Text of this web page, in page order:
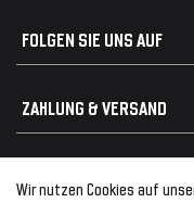
Wir nutzen Cookies auf
Kühlergrill
Rückleuchten
FOLGEN SIE UNS AUF
ZAHLUNG & VERSAND
Zahlungsanbieter
Versand & Zahlung
© 2026 Tuning Fanatics